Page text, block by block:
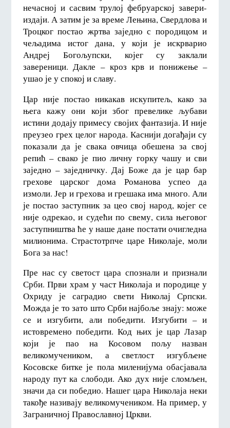
нечасној и сасвим трулој фебруарској завери-
издаји. А затим је за време Лењина, Свердлова и
Троцког постао жртва заједно с породицом и
чељадима истог дана, у који је искрварио
Андреј Богољупски, којег су заклали
завереници. Дакле – кроз крв и понижење –
ушао је у спокој и славу.
Цар није постао никакав искупитељ, како за
њега кажу они који због превелике љубави
истини додају примесу својих фантазија. И није
преузео грех целог народа. Каснији догађаји су
показали да је свака овчица обешена за свој
репић – свако је пио личну горку чашу и сви
заједно – заједничку. Дај Боже да је цар бар
грехове царског дома Романова успео да
измоли. Јер и грехова и грешака има много. Али
је постао заступник за цео свој народ, којег се
није одрекао, и судећи по свему, сила његовог
заступништва ће у наше дане постати очигледна
милионима. Страстотрпче царе Николаје, моли
Бога за нас!
Пре нас су светост цара спознали и признали
Срби. Први храм у част Николаја и породице у
Охриду је саградио свети Николај Српски.
Можда је то зато што Срби најбоље знају: може
се и изгубити, али победити. Изгубити – и
истовремено победити. Код њих је цар Лазар
који је пао на Косовом пољу назван
великомучеником, а светлост изгубљене
Косовске битке је пола миленијума обасјавала
народу пут ка слободи. Ако дух није сломљен,
значи да си победио. Нашег цара Николаја неки
такође називају великомучеником. На пример, у
Заграничној Православној Цркви.